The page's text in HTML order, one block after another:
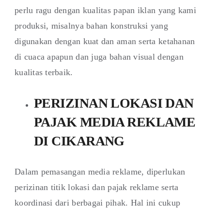
perlu ragu dengan kualitas papan iklan yang kami
produksi, misalnya bahan konstruksi yang
digunakan dengan kuat dan aman serta ketahanan
di cuaca apapun dan juga bahan visual dengan
kualitas terbaik.
PERIZINAN LOKASI DAN
PAJAK MEDIA REKLAME
DI CIKARANG
Dalam pemasangan media reklame, diperlukan
perizinan titik lokasi dan pajak reklame serta
koordinasi dari berbagai pihak. Hal ini cukup